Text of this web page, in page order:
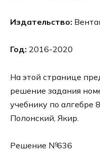
Издательство:
Год: 2016-2020
На этой странице
решение задания
учебнику по алгебре
Полонский, Якир.
Решение №636